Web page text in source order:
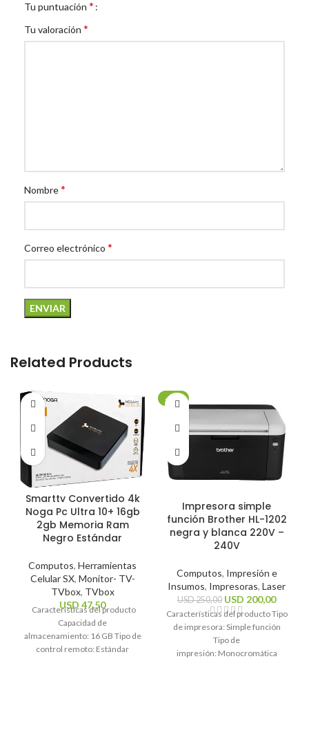
Tu puntuación *
Tu valoración *
Nombre*
Correo electrónico *
Related Products
Smarttv Convertido 4k
Noga Pc Ultra 10+ 16gb
2gb Memoria Ram
Negro Estándar
Computos, Herramientas
Celular SX, Monitor- TV-
TVbox, TVbox
USD 47,50
Características del producto
Capacidad de
almacenamiento: 16 GB Tipo de
control remoto: Estándar
-20%
Impresora simple
función Brother HL-1202
negra y blanca 220V –
240V
Computos, Impresión e
Insumos, Impresoras, Laser
USD250,00 USD 200,00
Características del producto Tipo
de impresora: Simple función
Tipo de
impresión: Monocromática